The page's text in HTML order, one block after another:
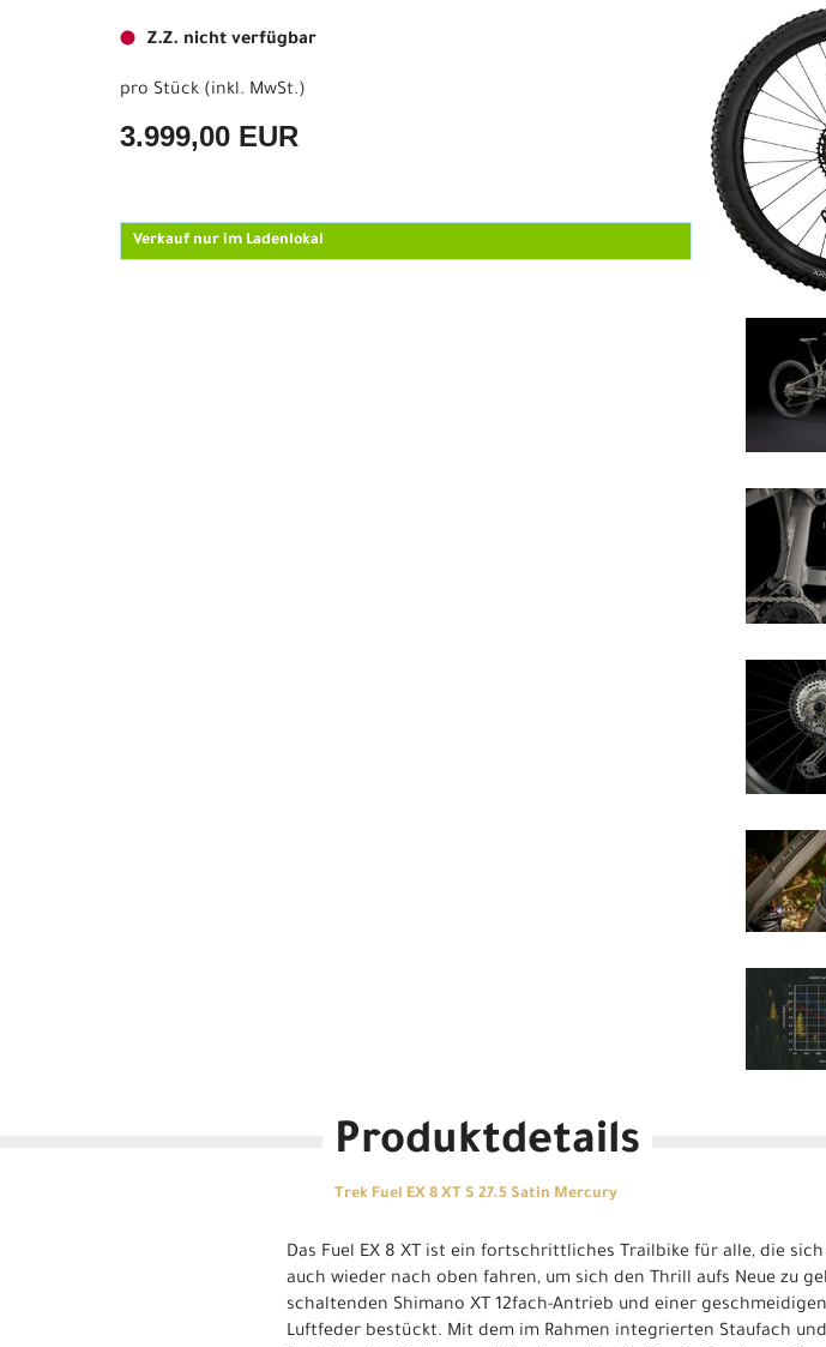
Z.Z. nicht verfügbar
pro Stück (inkl. MwSt.)
3.999,00 EUR
Verkauf nur im Ladenlokal
Produktdetails
Trek Fuel EX 8 XT S 27.5 Satin Mercury
Das Fuel EX 8 XT ist ein fortschrittliches Trailbike für alle, die
auch wieder nach oben fahren, um sich den Thrill aufs Neue zu
schaltenden Shimano XT 12fach-Antrieb und einer
Luftfeder bestückt. Mit dem im Rahmen integrierten Staufach